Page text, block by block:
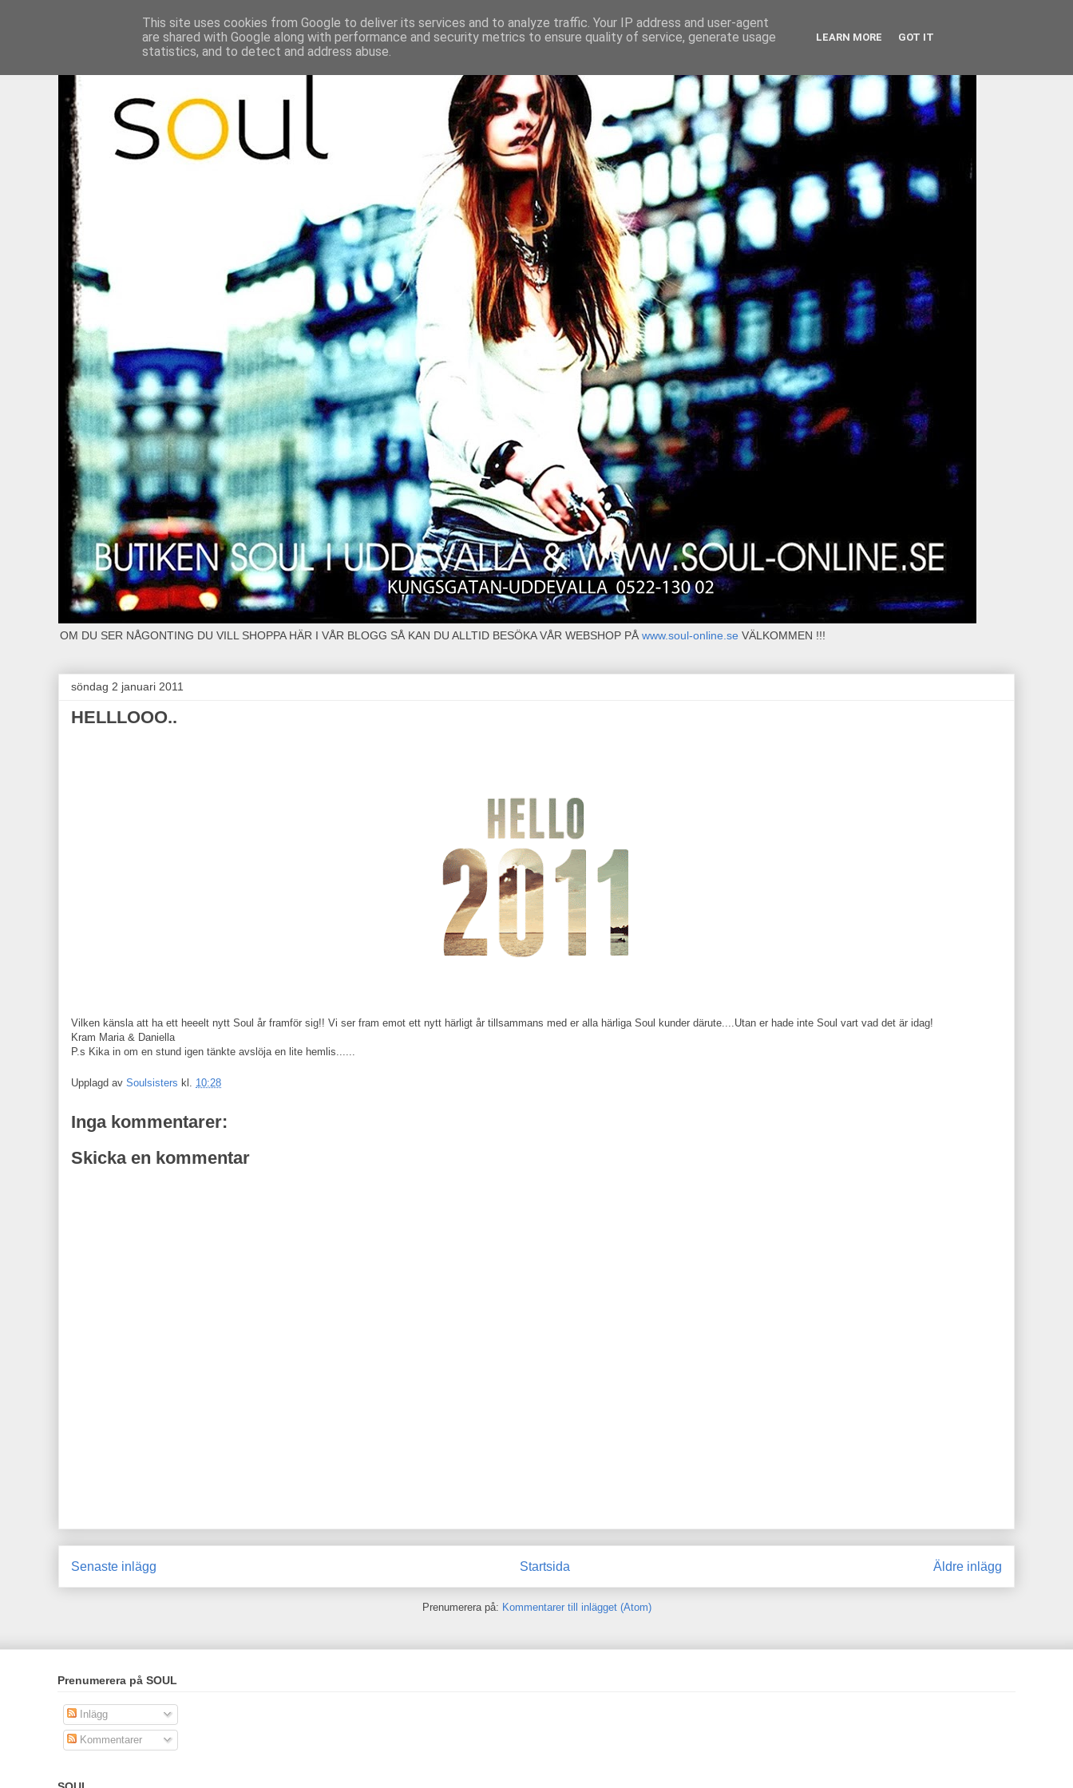
OM DU SER NÅGONTING DU VILL SHOPPA HÄR I VÅR BLOGG SÅ KAN DU ALLTID BESÖKA VÅR WEBSHOP PÅ www.soul-online.se VÄLKOMMEN !!!
söndag 2 januari 2011
HELLLOOO..
Vilken känsla att ha ett heeelt nytt Soul år framför sig!! Vi ser fram emot ett nytt härligt år tillsammans med er alla härliga Soul kunder därute....Utan er hade inte Soul vart vad det är idag!
Kram Maria & Daniella
P.s Kika in om en stund igen tänkte avslöja en lite hemlis......
Upplagd av Soulsisters kl. 10:28
Inga kommentarer:
Skicka en kommentar
Senaste inlägg Äldre inlägg
Startsida
Prenumerera på: Kommentarer till inlägget (Atom)
Prenumerera på SOUL
Inlägg
Kommentarer
This site uses cookies from Google to deliver its services and to analyze traffic. Your IP address and user-agent
are shared with Google along with performance and security metrics to ensure quality of service, generate usage
statistics, and to detect and address abuse.
LEARN MORE GOT IT